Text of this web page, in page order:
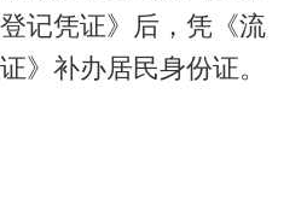
记凭证》后，凭《流
》补办居民身份证。